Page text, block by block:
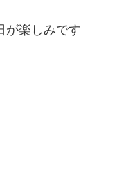
が楽しみです